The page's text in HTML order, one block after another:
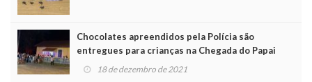
Chocolates apreendidos pela Polícia são
entregues para crianças na Chegada do Papai
Noel
18 de dezembro de 2021